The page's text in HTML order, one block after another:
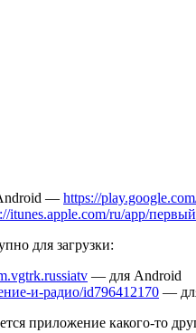
— https://
itunes.apple.com/ru/app/
для загрузки:
— для Android
и-радио/id796412170 —
приложение какого-то